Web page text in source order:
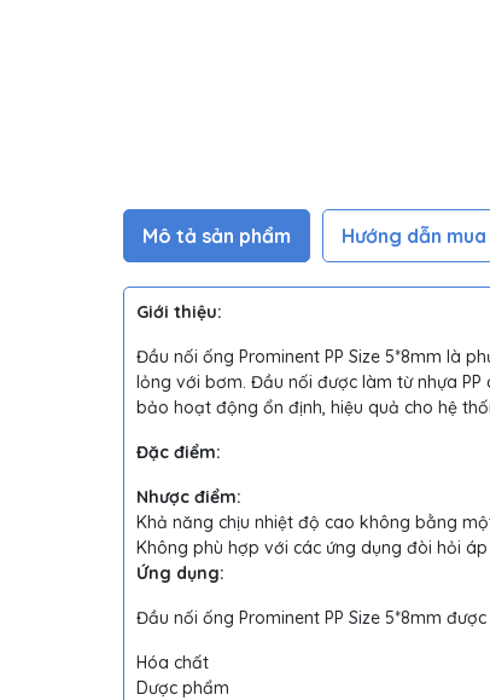
Mô tả sản phẩm Hướng dẫn
Giới thiệu:
Đầu nối ống Prominent PP Size 5*8mm là
lỏng với bơm. Đầu nối được làm từ nhựa
bảo hoạt động ổn định, hiệu quả cho hệ
Đặc điểm:
Nhược điểm:
Khả năng chịu nhiệt độ cao không bằng
Không phù hợp với các ứng dụng đòi hỏi
Ứng dụng:
Đầu nối ống Prominent PP Size 5*8mm
Hóa chất
Dược phẩm